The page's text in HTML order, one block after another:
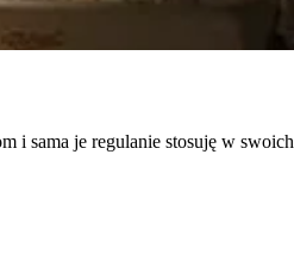
i sama je regulanie stosuję w swoich